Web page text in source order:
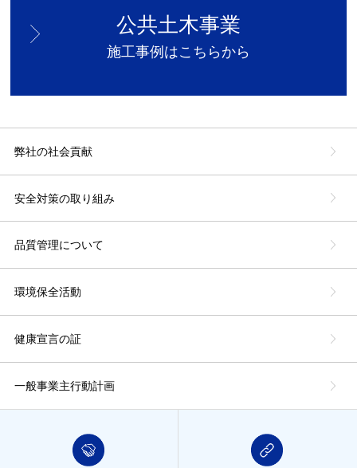
公共土木事業
施工事例はこちらから
弊社の社会貢献
安全対策の取り組み
品質管理について
環境保全活動
健康宣言の証
一般事業主行動計画